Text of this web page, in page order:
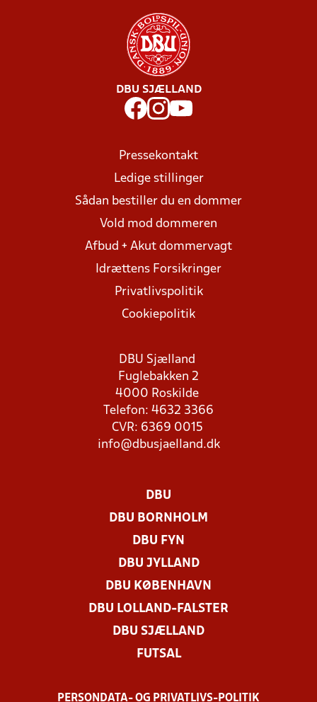
DBU SJÆLLAND
Pressekontakt
Ledige stillinger
Sådan bestiller du en dommer
Vold mod dommeren
Afbud + Akut dommervagt
Idrættens Forsikringer
Privatlivspolitik
Cookiepolitik
DBU Sjælland
Fuglebakken 2
4000 Roskilde
Telefon: 4632 3366
CVR: 6369 0015
info@dbusjaelland.dk
DBU
DBU BORNHOLM
DBU FYN
DBU JYLLAND
DBU KØBENHAVN
DBU LOLLAND-FALSTER
DBU SJÆLLAND
FUTSAL
PERSONDATA- OG PRIVATLIVS-POLITIK